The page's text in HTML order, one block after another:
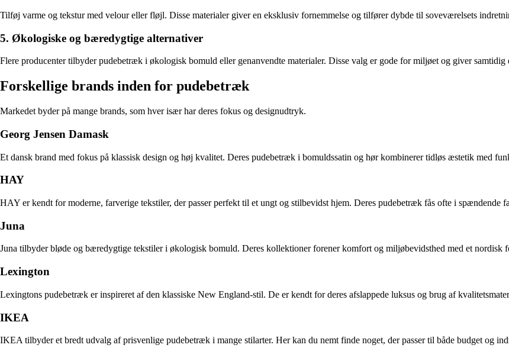
Tilføj varme og tekstur med velour eller fløjl. Disse materialer giver en eksklusiv fornemmelse og tilfører dybde til soveværelsets
5. Økologiske og bæredygtige alternativer
Flere producenter tilbyder pudebetræk i økologisk bomuld eller genanvendte materialer. Disse valg er gode for miljøet og giver
Forskellige brands inden for pudebetræk
Markedet byder på mange brands, som hver især har deres fokus og designudtryk.
Georg Jensen Damask
Et dansk brand med fokus på klassisk design og høj kvalitet. Deres pudebetræk i bomuldssatin og hør kombinerer tidløs æstetik med
HAY
HAY er kendt for moderne, farverige tekstiler, der passer perfekt til et ungt og stilbevidst hjem. Deres pudebetræk fås ofte i spændende
Juna
Juna tilbyder bløde og bæredygtige tekstiler i økologisk bomuld. Deres kollektioner forener komfort og miljøbevidsthed med et nordisk
Lexington
Lexingtons pudebetræk er inspireret af den klassiske New England-stil. De er kendt for deres afslappede luksus og brug af
IKEA
IKEA tilbyder et bredt udvalg af prisvenlige pudebetræk i mange stilarter. Her kan du nemt finde noget, der passer til både budget og